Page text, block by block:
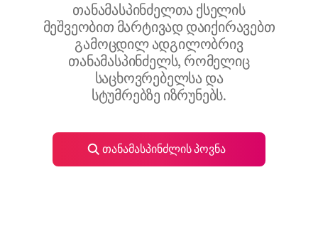
თანამასპინძელთა ქსელის
მეშვეობით მარტივად დაიქირავებთ
გამოცდილ ადგილობრივ
თანამასპინძელს, რომელიც
საცხოვრებელსა და
სტუმრებზე იზრუნებს.
თანამასპინძლის პოვნა